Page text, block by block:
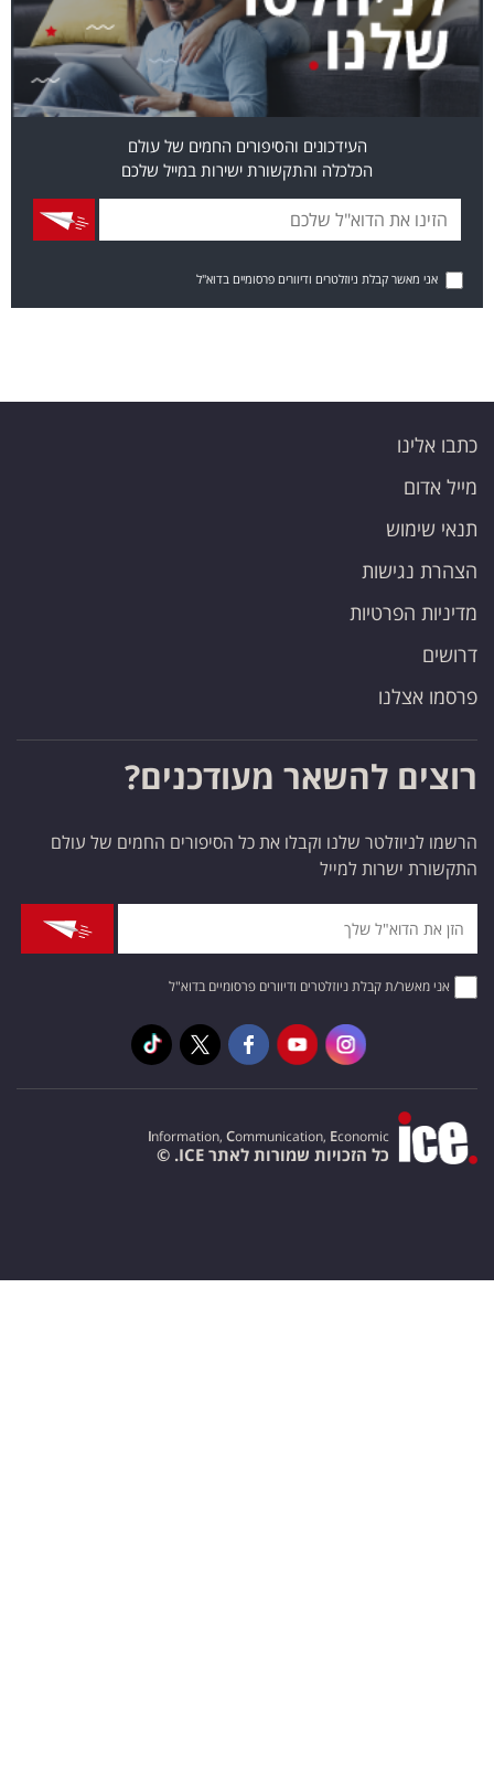
העידכונים והסיפורים החמים של עולם
הכלכלה והתקשורת ישירות במייל שלכם
אני מאשר קבלת ניוזלטרים ודיוורים פרסומיים בדוא"ל
כתבו אלינו
מייל אדום
תנאי שימוש
הצהרת נגישות
מדיניות הפרטיות
דרושים
פרסמו אצלנו
רוצים להשאר מעודכנים?
הרשמו לניוזלטר שלנו וקבלו את כל הסיפורים החמים של עולם
התקשורת ישרות למייל
אני מאשר/ת קבלת ניוזלטרים ודיוורים פרסומיים בדוא"ל
Information, Communication, Economic
כל הזכויות שמורות לאתר ICE. ©